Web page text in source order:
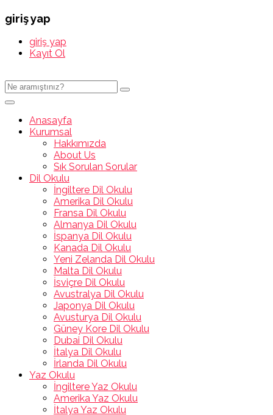
giriş yap
giriş yap
Kayıt Ol
Anasayfa
Kurumsal
Hakkımızda
About Us
Sık Sorulan Sorular
Dil Okulu
İngiltere Dil Okulu
Amerika Dil Okulu
Fransa Dil Okulu
Almanya Dil Okulu
İspanya Dil Okulu
Kanada Dil Okulu
Yeni Zelanda Dil Okulu
Malta Dil Okulu
İsviçre Dil Okulu
Avustralya Dil Okulu
Japonya Dil Okulu
Avusturya Dil Okulu
Güney Kore Dil Okulu
Dubai Dil Okulu
İtalya Dil Okulu
İrlanda Dil Okulu
Yaz Okulu
İngiltere Yaz Okulu
Amerika Yaz Okulu
İtalya Yaz Okulu